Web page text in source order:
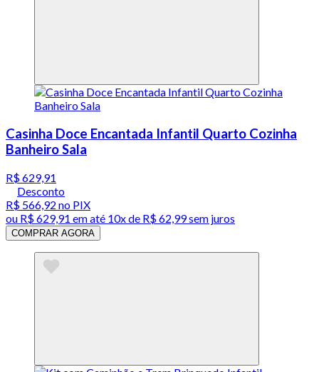
Casinha Doce Encantada Infantil Quarto Cozinha
Banheiro Sala
R$ 629,91
Desconto
R$ 566,92 no PIX
ou R$ 629,91 em até 10x de R$ 62,99 sem juros
COMPRAR AGORA